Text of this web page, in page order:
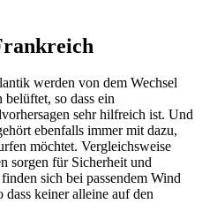
werden von dem Wechsel
so dass ein
sehr hilfreich ist. Und
ebenfalls immer mit dazu,
möchtet. Vergleichsweise
sorgen für Sicherheit und
sich bei passendem Wind
dass keiner alleine auf den